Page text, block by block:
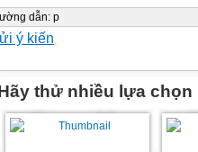
dẫn: p
ý kiến
thử nhiều lựa chọn